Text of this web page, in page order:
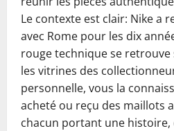
Le contexte est clair: Nike a
avec Rome pour les dix
rouge technique se
les vitrines des
personnelle, vous la
acheté ou reçu des maillots
chacun portant une histoire,